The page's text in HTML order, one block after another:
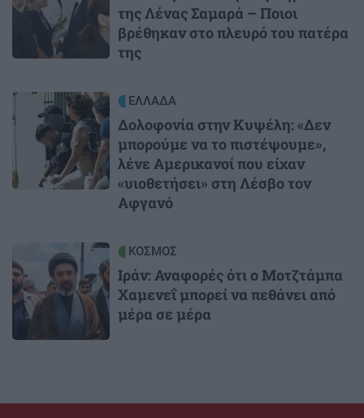
της Λένας Σαμαρά – Ποιοι
βρέθηκαν στο πλευρό του πατέρα
της
Image ΕΛΛΑΔΑ
Δολοφονία στην Κυψέλη: «Δεν
μπορούμε να το πιστέψουμε»,
λένε Αμερικανοί που είχαν
«υιοθετήσει» στη Λέσβο τον
Αφγανό
ΚΟΣΜΟΣ
Ιράν: Αναφορές ότι ο Μοτζτάμπα
Χαμενεΐ μπορεί να πεθάνει από
μέρα σε μέρα